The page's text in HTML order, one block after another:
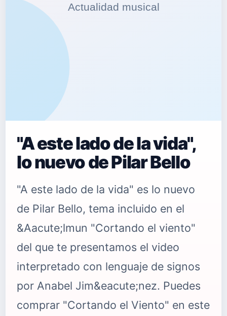
"A este lado de la vida",
lo nuevo de Pilar Bello
"A este lado de la vida" es lo nuevo
de Pilar Bello, tema incluido en el
&Aacute;lmun "Cortando el viento"
del que te presentamos el video
interpretado con lenguaje de signos
por Anabel Jim&eacute;nez. Puedes
comprar "Cortando el Viento" en este